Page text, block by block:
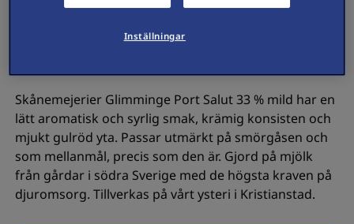
Skånemejerier Glimminge Port Salut 33 % mild har en
lätt aromatisk och syrlig smak, krämig konsisten och
mjukt gulröd yta. Passar utmärkt på smörgåsen och
som mellanmål, precis som den är. Gjord på mjölk
från gårdar i södra Sverige med de högsta kraven på
djuromsorg. Tillverkas på vårt ysteri i Kristianstad.
Inställningar